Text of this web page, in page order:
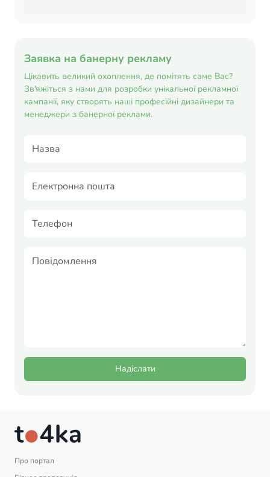
Заявка на банерну рекламу
Цікавить великий охоплення, де помітять саме Вас?
Зв'яжіться з нами для розробки унікальної рекламної
кампанії, яку створять наші професійні дизайнери та
менеджери з банерної реклами.
Надіслати
Про портал